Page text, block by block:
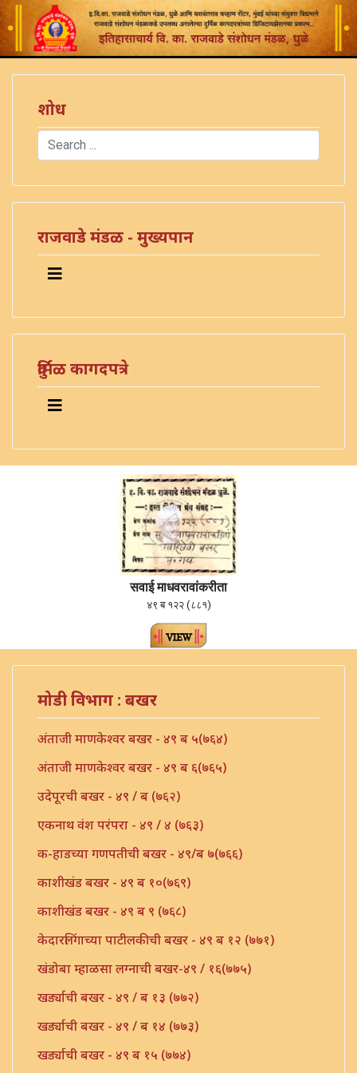
शोध
Search
राजवाडे मंडळ - मुख्यपान
दुर्मिळ कागदपत्रे
सवाई माधवरावांकरीता
४९ ब १२२ (८८१)
मोडी विभाग : बखर
अंताजी माणकेश्वर बखर - ४९ ब ५(७६४)
अंताजी माणकेश्वर बखर - ४९ ब ६(७६५)
उदेपूरची बखर - ४९ / ब (७६२)
एकनाथ वंश परंपरा - ४९ / ४ (७६३)
क-हाडच्या गणपतीची बखर - ४९/ब ७(७६६)
काशीखंड बखर - ४९ ब १०(७६९)
काशीखंड बखर - ४९ ब ९ (७६८)
केदारलिंगाच्या पाटीलकीची बखर - ४९ ब १२ (७७१)
खंडोबा म्हाळसा लग्नाची बखर-४९ / १६(७७५)
खर्ड्याची बखर - ४९ / ब १३ (७७२)
खर्ड्याची बखर - ४९ / ब १४ (७७३)
खर्ड्याची बखर - ४९ ब १५ (७७४)